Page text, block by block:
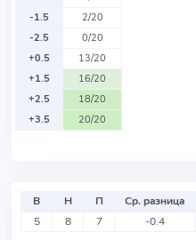
-1.5
2/20
-2.5
0/20
+0.5
13/20
+1.5
16/20
+2.5
18/20
+3.5
20/20
В Н П Ср. разница
5
8 7 -0.4